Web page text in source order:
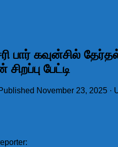
பார் கவுன்சில்
பேட்டி
November 23, 2025 ·